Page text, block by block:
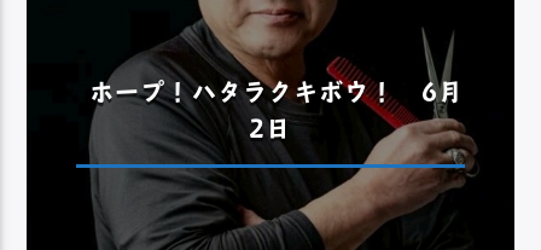
ホープ！ハタラクキボウ！ 6月
2日